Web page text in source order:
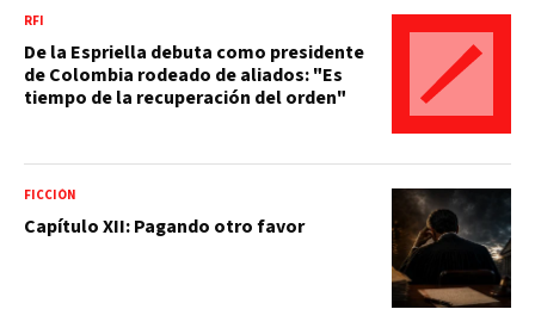
RFI
De la Espriella debuta como presidente
de Colombia rodeado de aliados: "Es
tiempo de la recuperación del orden"
FICCIÓN
Capítulo XII: Pagando otro favor